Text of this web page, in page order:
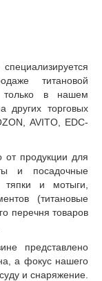
титановой
только в нашем
других торговых
AVITO, EDC-
продукции для
и посадочные
тяпки и мотыги,
(титановые
перечня товаров
представлено
а фокус нашего
и снаряжение.